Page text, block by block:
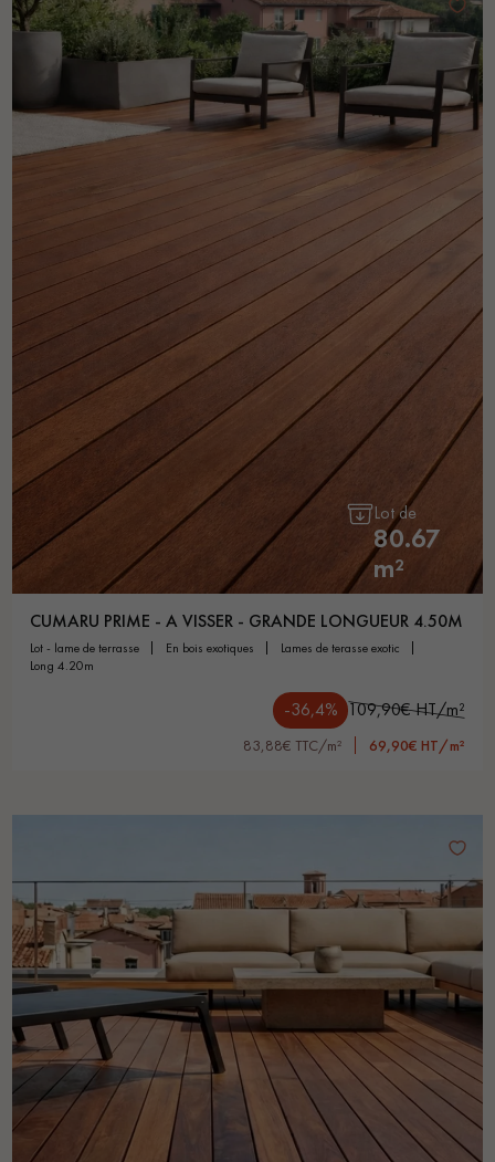
Lot de
80.67
m²
CUMARU PRIME - A VISSER - GRANDE LONGUEUR 4.50M
lot - lame de terrasse en bois exotiques
lames de terasse exotic
long 4.20m
-36,4% 109,90€ HT/m²
83,88€ TTC/m² 69,90€ HT/m²